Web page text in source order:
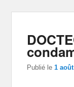
Publié le1